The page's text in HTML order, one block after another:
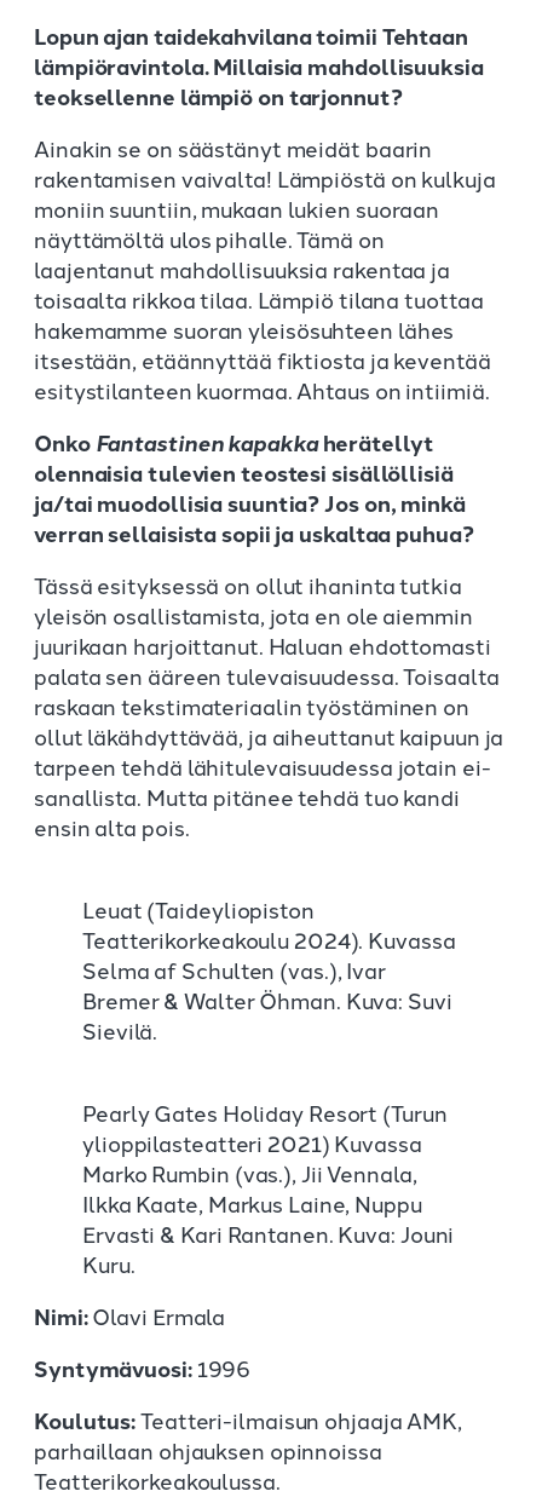
Lopun ajan taidekahvilana toimii Tehtaan
lämpiöravintola. Millaisia mahdollisuuksia
teoksellenne lämpiö on tarjonnut?
Ainakin se on säästänyt meidät baarin
rakentamisen vaivalta! Lämpiöstä on kulkuja
moniin suuntiin, mukaan lukien suoraan
näyttämöltä ulos pihalle. Tämä on
laajentanut mahdollisuuksia rakentaa ja
toisaalta rikkoa tilaa. Lämpiö tilana tuottaa
hakemamme suoran yleisösuhteen lähes
itsestään, etäännyttää fiktiosta ja keventää
esitystilanteen kuormaa. Ahtaus on intiimiä.
OnkoFantastinen kapakkaherätellyt
olennaisia tulevien teostesi sisällöllisiä
ja/tai muodollisia suuntia? Jos on, minkä
verran sellaisista sopii ja uskaltaa puhua?
Tässä esityksessä on ollut ihaninta tutkia
yleisön osallistamista, jota en ole aiemmin
juurikaan harjoittanut. Haluan ehdottomasti
palata sen ääreen tulevaisuudessa. Toisaalta
raskaan tekstimateriaalin työstäminen on
ollut läkähdyttävää, ja aiheuttanut kaipuun ja
tarpeen tehdä lähitulevaisuudessa jotain ei-
sanallista. Mutta pitänee tehdä tuo kandi
ensin alta pois.
Leuat (Taideyliopiston
Teatterikorkeakoulu 2024). Kuvassa
Selma af Schulten (vas.), Ivar
Bremer & Walter Öhman. Kuva: Suvi
Sievilä.
Pearly Gates Holiday Resort (Turun
ylioppilasteatteri 2021) Kuvassa
Marko Rumbin (vas.), Jii Vennala,
Ilkka Kaate, Markus Laine, Nuppu
Ervasti & Kari Rantanen. Kuva: Jouni
Kuru.
Nimi:Olavi Ermala
Syntymävuosi:1996
Koulutus:Teatteri-ilmaisun ohjaaja AMK,
parhaillaan ohjauksen opinnoissa
Teatterikorkeakoulussa.